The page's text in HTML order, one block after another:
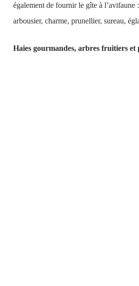
également de fournir le gîte à l’avifaune
arbousier, charme, prunellier, sureau,
Haies gourmandes, arbres fruitiers et